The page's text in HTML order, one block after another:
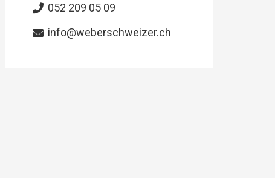
052 209 05 09
info@weberschweizer.ch